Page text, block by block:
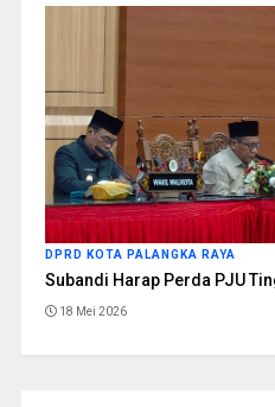
DPRD KOTA PALANGKA RAYA
Subandi Harap Perda PJU
18 Mei 2026